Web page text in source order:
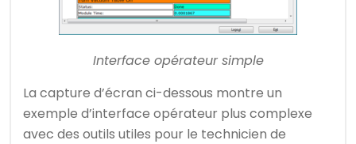
Interface opérateur simple
La capture d’écran ci-dessous montre un
exemple d’interface opérateur plus complexe
avec des outils utiles pour le technicien de